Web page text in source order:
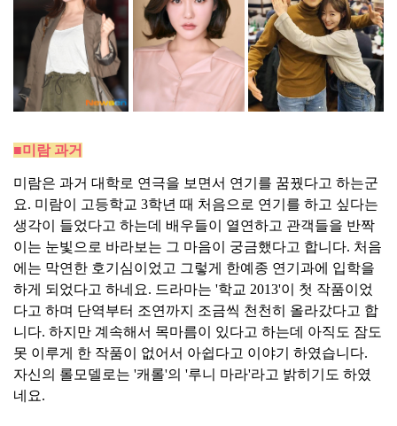
■미람 과거
미람은 과거 대학로 연극을 보면서 연기를 꿈꿨다고 하는군
요. 미람이 고등학교 3학년 때 처음으로 연기를 하고 싶다는
생각이 들었다고 하는데 배우들이 열연하고 관객들을 반짝
이는 눈빛으로 바라보는 그 마음이 궁금했다고 합니다. 처음
에는 막연한 호기심이었고 그렇게 한예종 연기과에 입학을
하게 되었다고 하네요. 드라마는 '학교 2013'이 첫 작품이었
다고 하며 단역부터 조연까지 조금씩 천천히 올라갔다고 합
니다. 하지만 계속해서 목마름이 있다고 하는데 아직도 잠도
못 이루게 한 작품이 없어서 아쉽다고 이야기 하였습니다.
자신의 롤모델로는 '캐롤'의 '루니 마라'라고 밝히기도 하였
네요.